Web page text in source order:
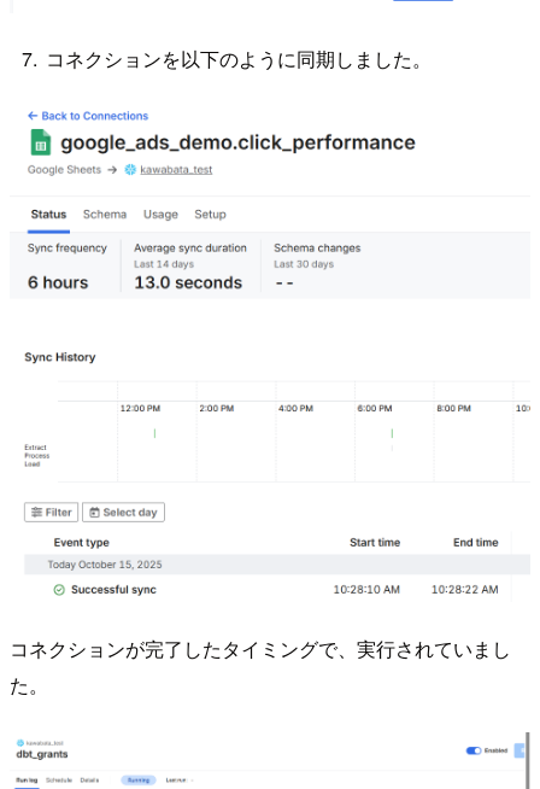
コネクションを以下のように同期しました。
コネクションが完了したタイミングで、実行されていまし
た。